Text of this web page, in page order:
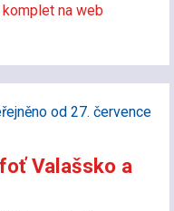
na web
od 27. července
Valašsko a